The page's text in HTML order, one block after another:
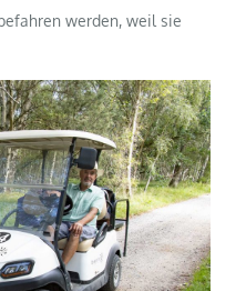
werden, weil sie